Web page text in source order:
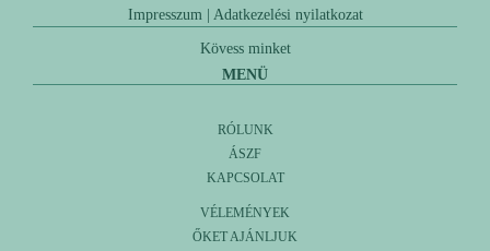
Impresszum Adatkezelési nyilatkozat
Kövess minket
MENÜ
RÓLUNK
ÁSZF
KAPCSOLAT
VÉLEMÉNYEK
ŐKET AJÁNLJUK